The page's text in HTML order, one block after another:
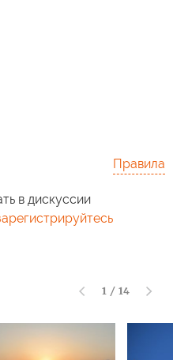
Правила
в дискуссии
1 / 14